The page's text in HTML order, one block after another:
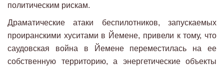
политическим рискам.
Драматические атаки беспилотников, запускаемых
проиранскими хуситами в Йемене, привели к тому, что
саудовская война в Йемене переместилась на ее
собственную территорию, а энергетические объекты